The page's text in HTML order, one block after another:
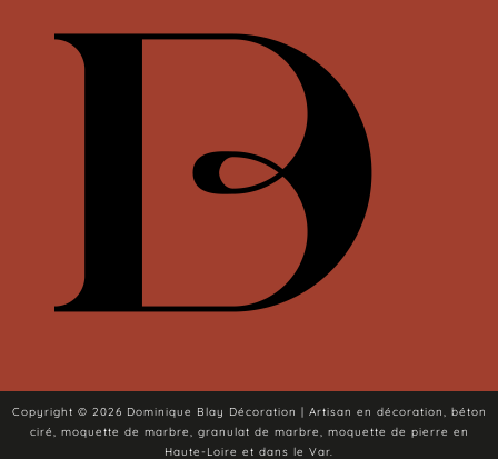
Copyright © 2026 Dominique Blay Décoration | Artisan en décoration, béton
ciré, moquette de marbre, granulat de marbre, moquette de pierre en
Haute-Loire et dans le Var.